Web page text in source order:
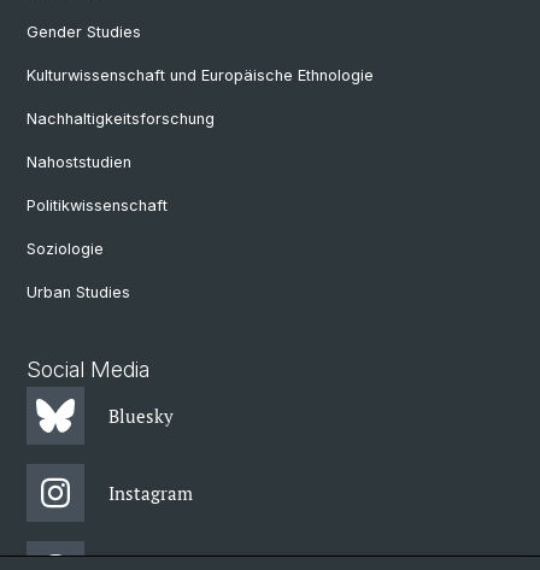
Gender Studies
Kulturwissenschaft und Europäische Ethnologie
Nachhaltigkeitsforschung
Nahoststudien
Politikwissenschaft
Soziologie
Urban Studies
Social Media
Bluesky
Instagram